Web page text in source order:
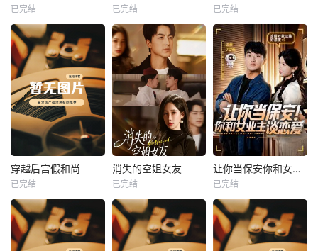
邪王追妻
未知
已完结
未知
已完结 我的AI女友
未知
已完结
热播
未知
穿越后宫假和尚
已完结
热播
未知
消失的空姐女友
已完结
热播
未知
让你当保安你和女业主谈恋爱
已完结